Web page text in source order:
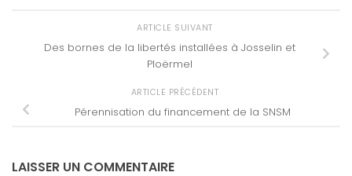
ARTICLE SUIVANT
Des bornes de la libertés installées à Josselin et
Ploërmel
ARTICLE PRÉCÉDENT
Pérennisation du financement de la SNSM
LAISSER UN COMMENTAIRE